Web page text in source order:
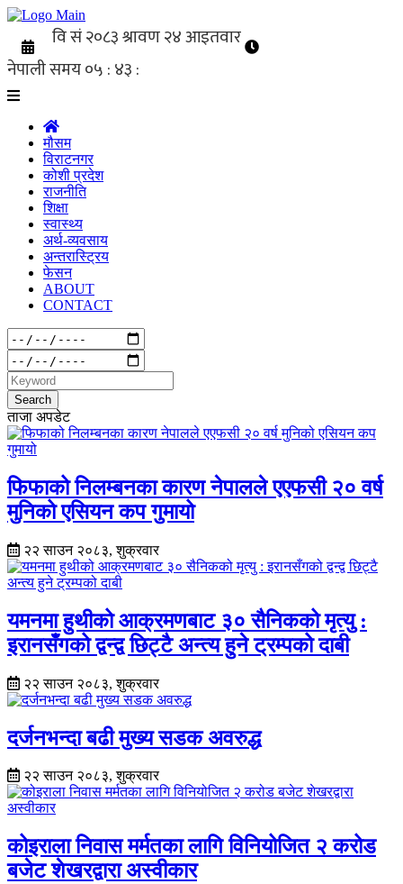
मौसम
विराटनगर
कोशी प्रदेश
राजनीति
शिक्षा
स्वास्थ्य
अर्थ-व्यवसाय
अन्तरास्ट्रिय
फेसन
ABOUT
CONTACT
Search
ताजा अपडेट
फिफाको निलम्बनका कारण नेपालले एएफसी २० वर्ष
मुनिको एसियन कप गुमायो
२२ साउन २०८३, शुक्रवार
यमनमा हुथीको आक्रमणबाट ३० सैनिकको मृत्यु :
इरानसँगको द्वन्द्व छिट्टै अन्त्य हुने ट्रम्पको दाबी
२२ साउन २०८३, शुक्रवार
दर्जनभन्दा बढी मुख्य सडक अवरुद्ध
२२ साउन २०८३, शुक्रवार
कोइराला निवास मर्मतका लागि विनियोजित २ करोड
बजेट शेखरद्वारा अस्वीकार